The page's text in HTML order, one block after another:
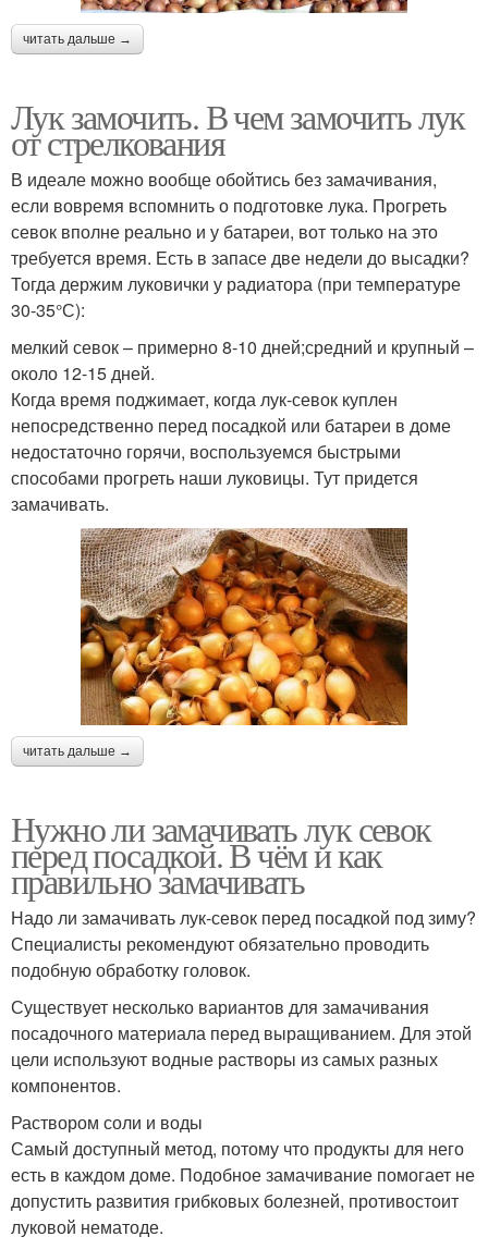
читать дальше →
Лук замочить. В чем замочить лук
от стрелкования
В идеале можно вообще обойтись без замачивания,
если вовремя вспомнить о подготовке лука. Прогреть
севок вполне реально и у батареи, вот только на это
требуется время. Есть в запасе две недели до высадки?
Тогда держим луковички у радиатора (при температуре
30-35°С):
мелкий севок – примерно 8-10 дней;средний и крупный –
около 12-15 дней.
Когда время поджимает, когда лук-севок куплен
непосредственно перед посадкой или батареи в доме
недостаточно горячи, воспользуемся быстрыми
способами прогреть наши луковицы. Тут придется
замачивать.
читать дальше →
Нужно ли замачивать лук севок
перед посадкой. В чём и как
правильно замачивать
Надо ли замачивать лук-севок перед посадкой под зиму?
Специалисты рекомендуют обязательно проводить
подобную обработку головок.
Существует несколько вариантов для замачивания
посадочного материала перед выращиванием. Для этой
цели используют водные растворы из самых разных
компонентов.
Раствором соли и воды
Самый доступный метод, потому что продукты для него
есть в каждом доме. Подобное замачивание помогает не
допустить развития грибковых болезней, противостоит
луковой нематоде.